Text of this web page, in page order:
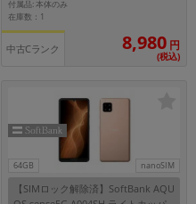
付属品: 本体のみ
在庫数：1
中古Cランク 8,980 円
(税込)
64GB nanoSIM
【SIMロック解除済】SoftBank AQU